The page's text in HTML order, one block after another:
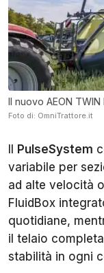
Il nuovo AEON TWIN
Foto di: OmniTrattore.it
Il PulseSystem
variabile per
ad alte velocità
FluidBox
quotidiane,
il telaio
stabilità in ogni